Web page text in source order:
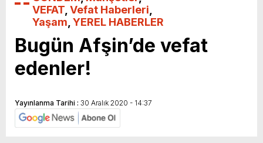
VEFAT Vefat Haberleri
Yaşam YEREL HABERLER
Bugün Afşin’de vefat
edenler!
Yayınlanma Tarihi : 30 Aralık 2020 - 14:37